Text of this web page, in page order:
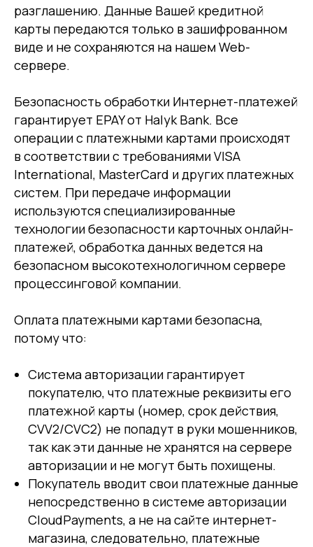
разглашению. Данные Вашей кредитной
карты передаются только в зашифрованном
виде и не сохраняются на нашем Web-
сервере.
Безопасность обработки Интернет-платежей
гарантирует EPAY от Halyk Bank. Все
операции с платежными картами происходят
в соответствии с требованиями VISA
International, MasterCard и других платежных
систем. При передаче информации
используются специализированные
технологии безопасности карточных онлайн-
платежей, обработка данных ведется на
безопасном высокотехнологичном сервере
процессинговой компании.
Оплата платежными картами безопасна,
потому что:
Система авторизации гарантирует
покупателю, что платежные реквизиты его
платежной карты (номер, срок действия,
CVV2/CVC2) не попадут в руки мошенников,
так как эти данные не хранятся на сервере
авторизации и не могут быть похищены.
Покупатель вводит свои платежные данные
непосредственно в системе авторизации
CloudPayments, а не на сайте интернет-
магазина, следовательно, платежные